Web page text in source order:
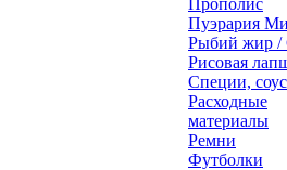
Прополис
Пуэрария
Рыбий жир /
Рисовая
Специи,
Расходные
материалы
Ремни
Футболки